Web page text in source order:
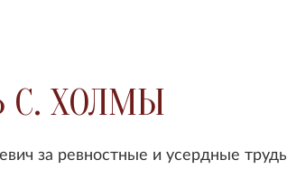
С. ХОЛМЫ
за ревностные и усердные